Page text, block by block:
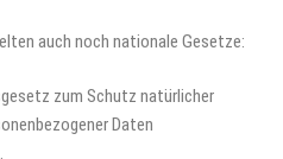
auch noch nationale Gesetze:
zum Schutz natürlicher
Daten
.